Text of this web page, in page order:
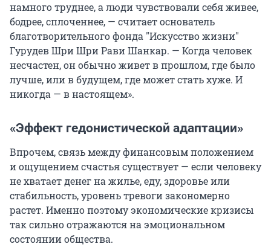
намного труднее, а люди чувствовали себя живее,
бодрее, сплоченнее, — считает основатель
благотворительного фонда "Искусство жизни"
Гурудев Шри Шри Рави Шанкар. — Когда человек
несчастен, он обычно живет в прошлом, где было
лучше, или в будущем, где может стать хуже. И
никогда — в настоящем».
«Эффект гедонистической адаптации»
Впрочем, связь между финансовым положением
и ощущением счастья существует — если человеку
не хватает денег на жилье, еду, здоровье или
стабильность, уровень тревоги закономерно
растет. Именно поэтому экономические кризисы
так сильно отражаются на эмоциональном
состоянии общества.